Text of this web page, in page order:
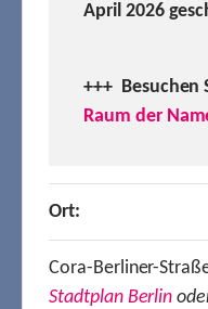
April 2026
+++ Besuchen
Raum der
Ort:
Cora-Berliner-
Stadtplan Berlin